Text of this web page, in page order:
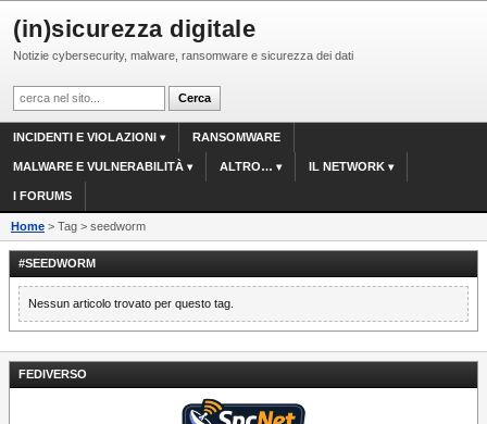
(in)sicurezza digitale
Notizie cybersecurity, malware, ransomware e sicurezza dei dati
INCIDENTI E VIOLAZIONI RANSOMWARE
MALWARE E VULNERABILITÀ ALTRO… IL NETWORK
I FORUMS
Home > Tag > seedworm
FEDIVERSO
#SEEDWORM
Nessun articolo trovato per questo tag.